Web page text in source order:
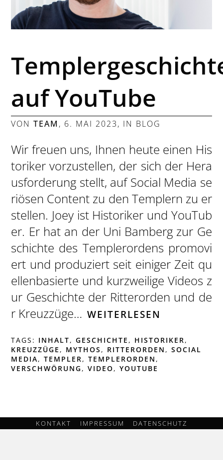
auf YouTube
VONTEAM , 6. MAI 2023, IN BLOG
Wir freuen uns, Ihnen heute einen His
toriker vorzustellen, der sich der Hera
usforderung stellt, auf Social Media se
riösen Content zu den Templern zu er
stellen. Joey ist Historiker und YouTub
er. Er hat an der Uni Bamberg zur Ge
schichte des Templerordens promovi
ert und produziert seit einiger Zeit qu
ellenbasierte und kurzweilige Videos z
ur Geschichte der Ritterorden und de
r Kreuzzüge… WEITERLESEN
TAGS: INHALT,GESCHICHTE , HISTORIKER ,
KREUZZÜGE , MYTHOS , RITTERORDEN ,SOCIAL
MEDIA,TEMPLER ,TEMPLERORDEN ,
VERSCHWÖRUNG ,VIDEO,YOUTUBE
KONTAKT IMPRESSUM DATENSCHUTZ